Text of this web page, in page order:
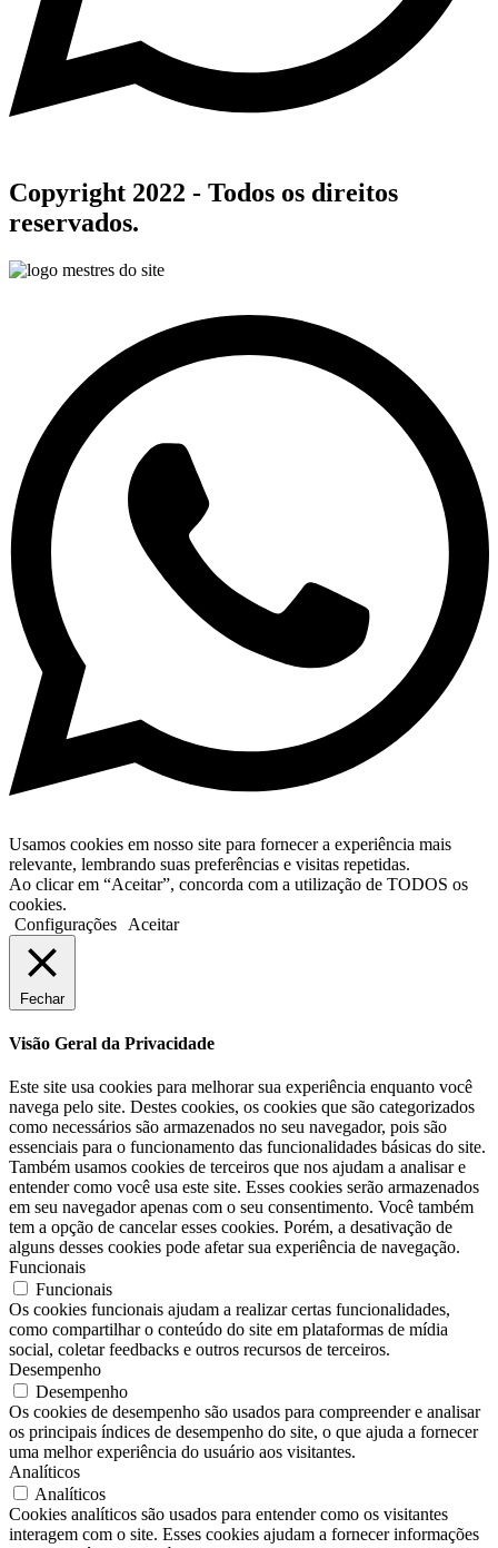
Copyright 2022 - Todos os direitos
reservados.
Usamos cookies em nosso site para fornecer a experiência mais
relevante, lembrando suas preferências e visitas repetidas.
Ao clicar em “Aceitar”, concorda com a utilização de TODOS os
cookies.
Configurações
Aceitar
Fechar
Visão Geral da Privacidade
Este site usa cookies para melhorar sua experiência enquanto você
navega pelo site. Destes cookies, os cookies que são categorizados
como necessários são armazenados no seu navegador, pois são
essenciais para o funcionamento das funcionalidades básicas do site.
Também usamos cookies de terceiros que nos ajudam a analisar e
entender como você usa este site. Esses cookies serão armazenados
em seu navegador apenas com o seu consentimento. Você também
tem a opção de cancelar esses cookies. Porém, a desativação de
alguns desses cookies pode afetar sua experiência de navegação.
Funcionais
Funcionais
Os cookies funcionais ajudam a realizar certas funcionalidades,
como compartilhar o conteúdo do site em plataformas de mídia
social, coletar feedbacks e outros recursos de terceiros.
Desempenho
Desempenho
Os cookies de desempenho são usados ​​para compreender e analisar
os principais índices de desempenho do site, o que ajuda a fornecer
uma melhor experiência do usuário aos visitantes.
Analíticos
Analíticos
Cookies analíticos são usados ​​para entender como os visitantes
interagem com o site. Esses cookies ajudam a fornecer informações